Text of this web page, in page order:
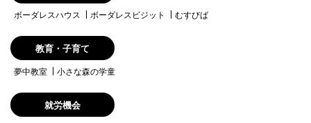
ボーダレスハウス ボーダレスビジット むすびば
教育・子育て
夢中教室 小さな森の学童
就労機会